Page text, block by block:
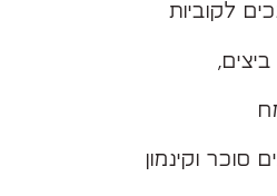
לקוביות
סוכר וקינמון